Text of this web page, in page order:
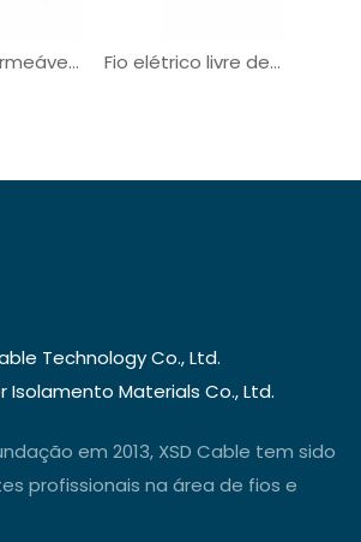
cabo impermeável do conjunto do armazenamento de energia do conector de 8mm 10mm Fio elétrico livre de halogênio UL3173
Technology Co., Ltd.
Isolamento Materials Co., Ltd.
em 2013, XSD Cable tem sido
profissionais na área de fios e